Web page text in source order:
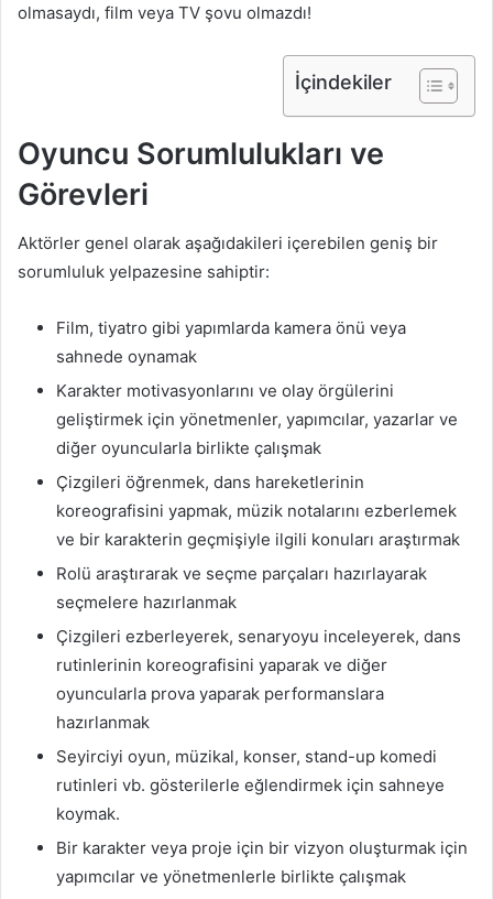
olmasaydı, film veya TV şovu olmazdı!
İçindekiler
Oyuncu Sorumlulukları ve
Görevleri
Aktörler genel olarak aşağıdakileri içerebilen geniş bir
sorumluluk yelpazesine sahiptir:
Film, tiyatro gibi yapımlarda kamera önü veya
sahnede oynamak
Karakter motivasyonlarını ve olay örgülerini
geliştirmek için yönetmenler, yapımcılar, yazarlar ve
diğer oyuncularla birlikte çalışmak
Çizgileri öğrenmek, dans hareketlerinin
koreografisini yapmak, müzik notalarını ezberlemek
ve bir karakterin geçmişiyle ilgili konuları araştırmak
Rolü araştırarak ve seçme parçaları hazırlayarak
seçmelere hazırlanmak
Çizgileri ezberleyerek, senaryoyu inceleyerek, dans
rutinlerinin koreografisini yaparak ve diğer
oyuncularla prova yaparak performanslara
hazırlanmak
Seyirciyi oyun, müzikal, konser, stand-up komedi
rutinleri vb. gösterilerle eğlendirmek için sahneye
koymak.
Bir karakter veya proje için bir vizyon oluşturmak için
yapımcılar ve yönetmenlerle birlikte çalışmak